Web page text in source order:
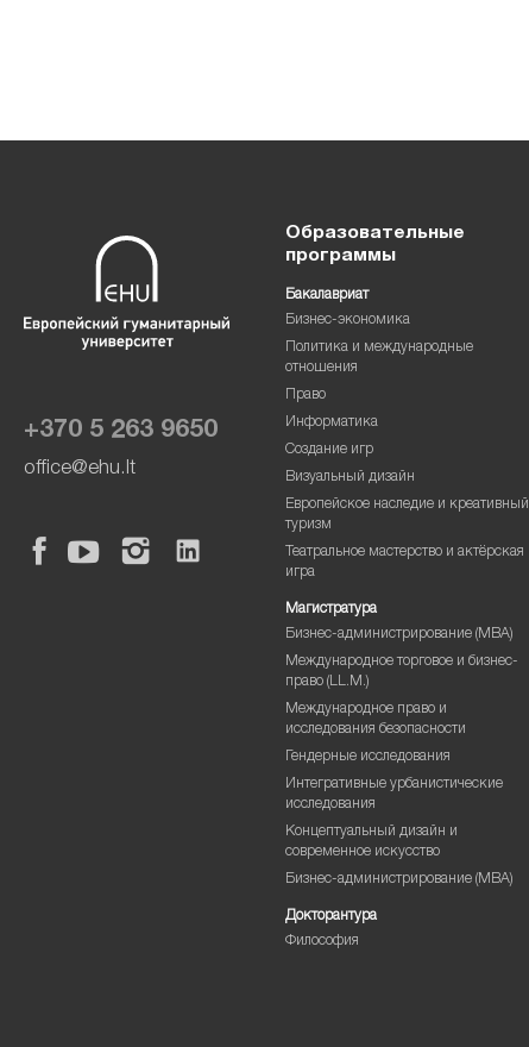
+370 5 263 9650
office@ehu.lt
Образовательные
программы
Бакалавриат
Бизнес-экономика
Политика и международные
отношения
Право
Информатика
Создание игр
Визуальный дизайн
Европейское наследие и креативный
туризм
Театральное мастерство и актёрская
игра
Магистратура
Бизнес-администрирование (MBA)
Международное торговое и бизнес-
право (LL.M.)
Международное право и
исследования безопасности
Гендерные исследования
Интегративные урбанистические
исследования
Концептуальный дизайн и
современное искусство
Бизнес-администрирование (MBA)
Докторантура
Философия